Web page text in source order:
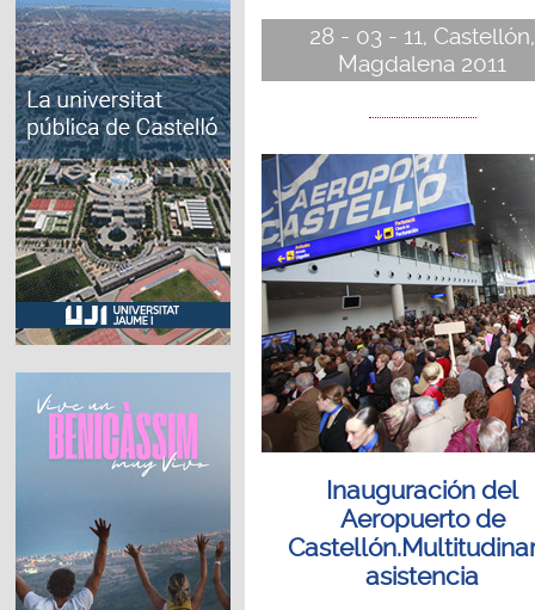
28 - 03 - 11, Castellón,
Magdalena 2011
Inauguración del
Aeropuerto de
asistencia